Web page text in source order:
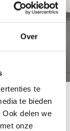
Over
te
te bieden
delen we
onze